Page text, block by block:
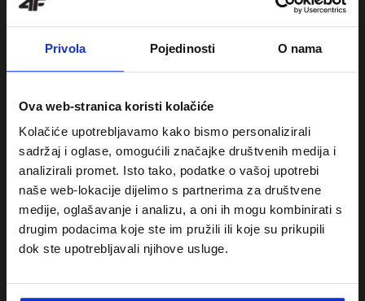
Privola Pojedinosti O nama
Ova web-stranica koristi kolačiće
Kolačiće upotrebljavamo kako bismo personalizirali
sadržaj i oglase, omogućili značajke društvenih medija i
analizirali promet. Isto tako, podatke o vašoj upotrebi
naše web-lokacije dijelimo s partnerima za društvene
medije, oglašavanje i analizu, a oni ih mogu kombinirati s
drugim podacima koje ste im pružili ili koje su prikupili
dok ste upotrebljavali njihove usluge.